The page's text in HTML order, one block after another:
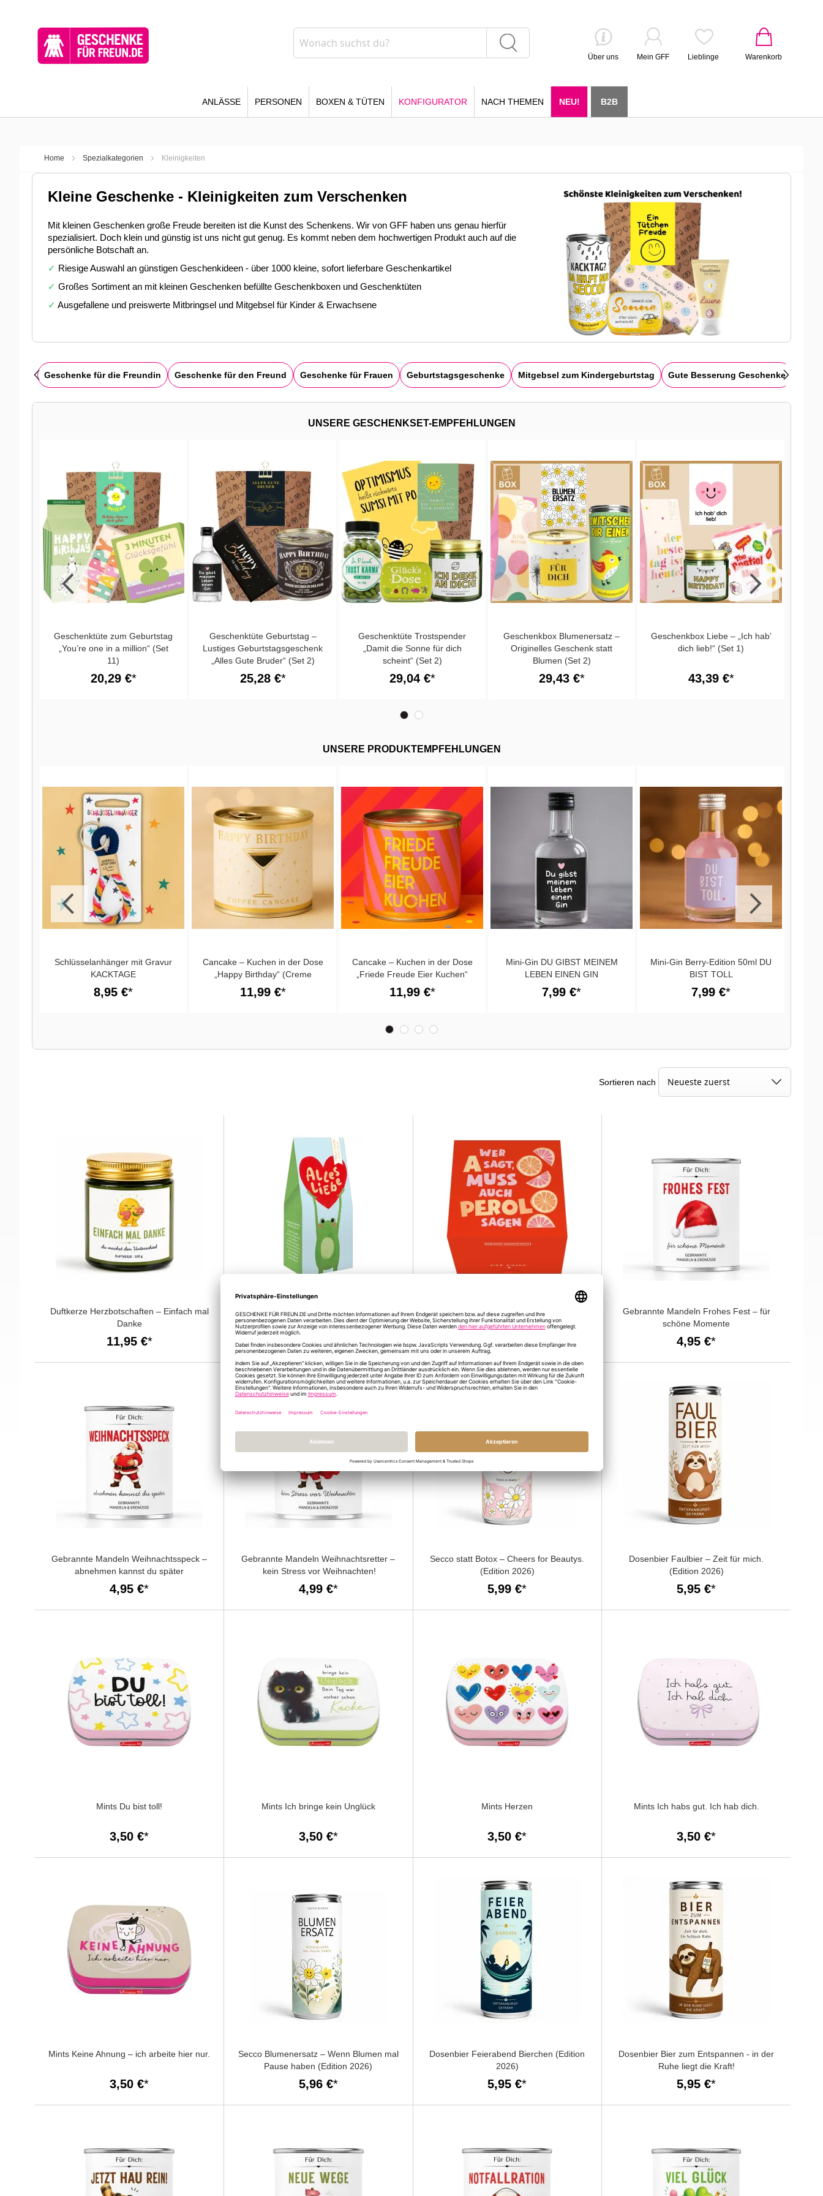
Warenkorb
Über uns Mein GFF Lieblinge
ANLÄSSE PERSONEN BOXEN & TÜTEN KONFIGURATOR NACH THEMEN NEU! B2B
Home Spezialkategorien Kleinigkeiten
Kleine Geschenke - Kleinigkeiten zum Verschenken
Mit kleinen Geschenken große Freude bereiten ist die Kunst des Schenkens. Wir von GFF haben uns genau hierfür
spezialisiert. Doch klein und günstig ist uns nicht gut genug. Es kommt neben dem hochwertigen Produkt auch auf die
persönliche Botschaft an.
✓ Riesige Auswahl an günstigen Geschenkideen - über 1000 kleine, sofort lieferbare Geschenkartikel
✓ Großes Sortiment an mit kleinen Geschenken befüllte Geschenkboxen und Geschenktüten
✓ Ausgefallene und preiswerte Mitbringsel und Mitgebsel für Kinder & Erwachsene
Geschenke für die Freundin Geschenke für den Freund Geschenke für Frauen Geburtstagsgeschenke Mitgebsel zum Kindergeburtstag Gute Besserung Geschenke
UNSERE GESCHENKSET-EMPFEHLUNGEN
Geschenktüte zum Geburtstag
„You’re one in a million“ (Set
11)
20,29 €
Geschenktüte Geburtstag –
Lustiges Geburtstagsgeschenk
„Alles Gute Bruder“ (Set 2)
25,28 €
Geschenktüte Trostspender
„Damit die Sonne für dich
scheint“ (Set 2)
29,04 €
Geschenkbox Blumenersatz –
Originelles Geschenk statt
Blumen (Set 2)
29,43 €
Geschenkbox Liebe – „Ich hab’
dich lieb!“ (Set 1)
43,39 €
UNSERE PRODUKTEMPFEHLUNGEN
Schlüsselanhänger mit Gravur
KACKTAGE
8,95 €
Cancake – Kuchen in der Dose
„Happy Birthday“ (Creme
Kaffee)
11,99 €
Cancake – Kuchen in der Dose
„Friede Freude Eier Kuchen“
(Eierlikör)
11,99 €
Mini-Gin DU GIBST MEINEM
LEBEN EINEN GIN
7,99 €
Mini-Gin Berry-Edition 50ml DU
BIST TOLL
7,99 €
Sortieren nach
Duftkerze Herzbotschaften – Einfach mal
Danke
11,95 €
Fruchtgummi Herzen Alles Liebe (Frosch)
3,99 €
Message in a Box „Wer A sagt muss auch
Perol sagen“
6,50 €
Gebrannte Mandeln Frohes Fest – für
schöne Momente
4,95 €
Gebrannte Mandeln Weihnachtsspeck –
abnehmen kannst du später
4,95 €
Gebrannte Mandeln Weihnachtsretter –
kein Stress vor Weihnachten!
4,99 €
Secco statt Botox – Cheers for Beautys.
(Edition 2026)
5,99 €
Dosenbier Faulbier – Zeit für mich.
(Edition 2026)
5,95 €
Mints Du bist toll!
3,50 €
Mints Ich bringe kein Unglück
3,50 €
Mints Herzen
3,50 €
Mints Ich habs gut. Ich hab dich.
3,50 €
Mints Keine Ahnung – ich arbeite hier nur.
3,50 €
Secco Blumenersatz – Wenn Blumen mal
Pause haben (Edition 2026)
5,96 €
Dosenbier Feierabend Bierchen (Edition
2026)
5,95 €
Dosenbier Bier zum Entspannen - in der
Ruhe liegt die Kraft!
5,95 €